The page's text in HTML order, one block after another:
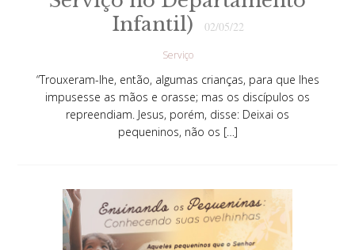
Infantil)
02/05/22
Serviço
“Trouxeram-lhe, então, algumas crianças, para que lhes
impusesse as mãos e orasse; mas os discípulos os
repreendiam. Jesus, porém, disse: Deixai os
pequeninos, não os […]